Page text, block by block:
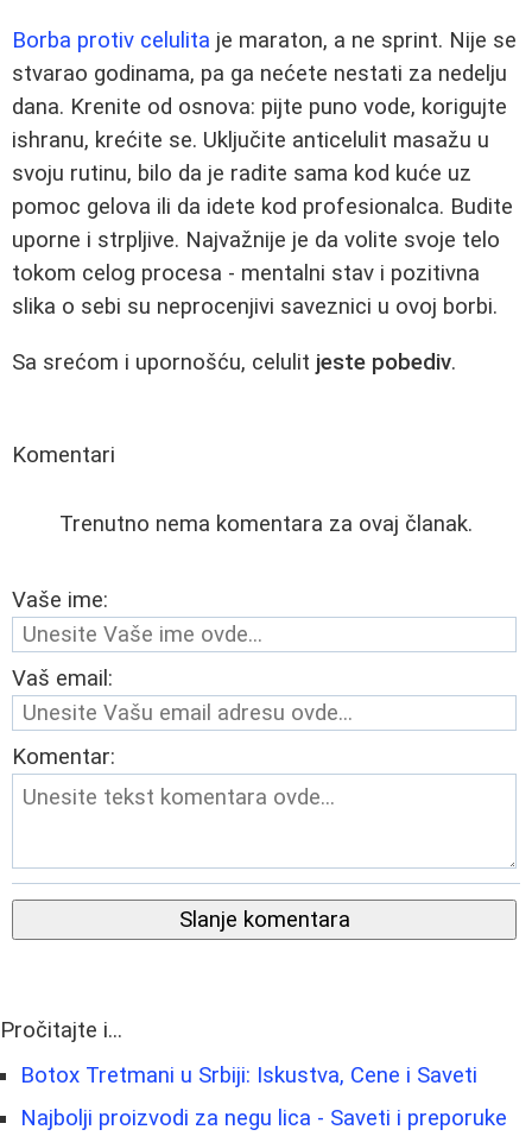
Borba protiv celulita je maraton, a ne sprint. Nije se
stvarao godinama, pa ga nećete nestati za nedelju
dana. Krenite od osnova: pijte puno vode, korigujte
ishranu, krećite se. Uključite anticelulit masažu u
svoju rutinu, bilo da je radite sama kod kuće uz
pomoc gelova ili da idete kod profesionalca. Budite
uporne i strpljive. Najvažnije je da volite svoje telo
tokom celog procesa - mentalni stav i pozitivna
slika o sebi su neprocenjivi saveznici u ovoj borbi.
Sa srećom i upornošću, celulit jeste pobediv.
Komentari
Trenutno nema komentara za ovaj članak.
Vaše ime:
Vaš email:
Komentar:
Slanje komentara
Pročitajte i...
Botox Tretmani u Srbiji: Iskustva, Cene i Saveti
Najbolji proizvodi za negu lica - Saveti i preporuke